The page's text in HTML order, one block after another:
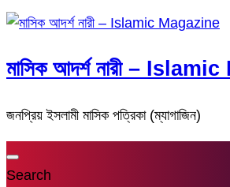
মাসিক আদর্শ নারী –
জনপ্রিয় ইসলামী মাসিক পত্রিকা (ম্যাগাজিন)
Search